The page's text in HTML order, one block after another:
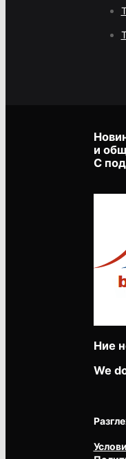
и
С
Ние
We